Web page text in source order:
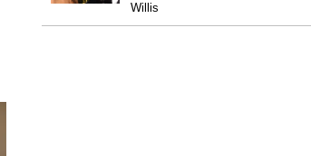
Willis